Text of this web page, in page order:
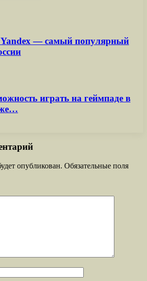
Yandex — самый популярный
играть на геймпаде в
опубликован. Обязательные поля